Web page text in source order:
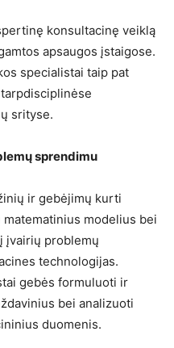
konsultacinę veiklą
apsaugos įstaigose.
specialistai taip pat
srityse.
sprendimu
ir gebėjimų kurti
modelius bei
įvairių problemų
technologijas.
gebės formuluoti ir
bei analizuoti
duomenis.